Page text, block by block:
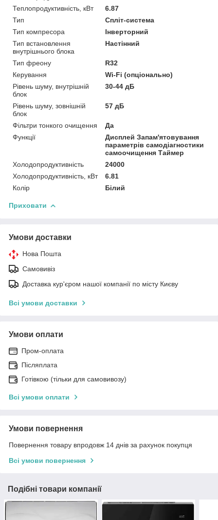
Теплопродуктивність, кВт
6.87
Тип
Спліт-система
Тип компресора
Інверторний
Тип встановлення
внутрішнього блока
Настінний
Тип фреону
R32
Керування
Wi-Fi (опціонально)
Рівень шуму, внутрішній
блок
30-44 дБ
Рівень шуму, зовнішній
блок
57 дБ
Фільтри тонкого очищення
Да
Функції
Дисплей Запам'ятовування
параметрів самодіагностики
самоочищення Таймер
Холодопродуктивність
24000
Холодопродуктивність, кВт
6.81
Колір
Білий
Приховати
Умови доставки
Нова Пошта
Самовивіз
Доставка кур'єром нашої компанії по місту Києву
Всі умови доставки
Умови оплати
Пром-оплата
Післяплата
Готівкою (тільки для самовивозу)
Всі умови оплати
Умови повернення
Повернення товару впродовж 14 днів за рахунок покупця
Всі умови повернення
Подібні товари компанії